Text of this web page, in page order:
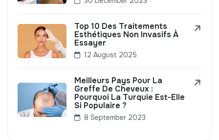
Top 10 Des Traitements
Esthétiques Non Invasifs À
Essayer
12 August 2025
Meilleurs Pays Pour La
Greffe De Cheveux :
Pourquoi La Turquie Est-Elle
Si Populaire ?
8 September 2023